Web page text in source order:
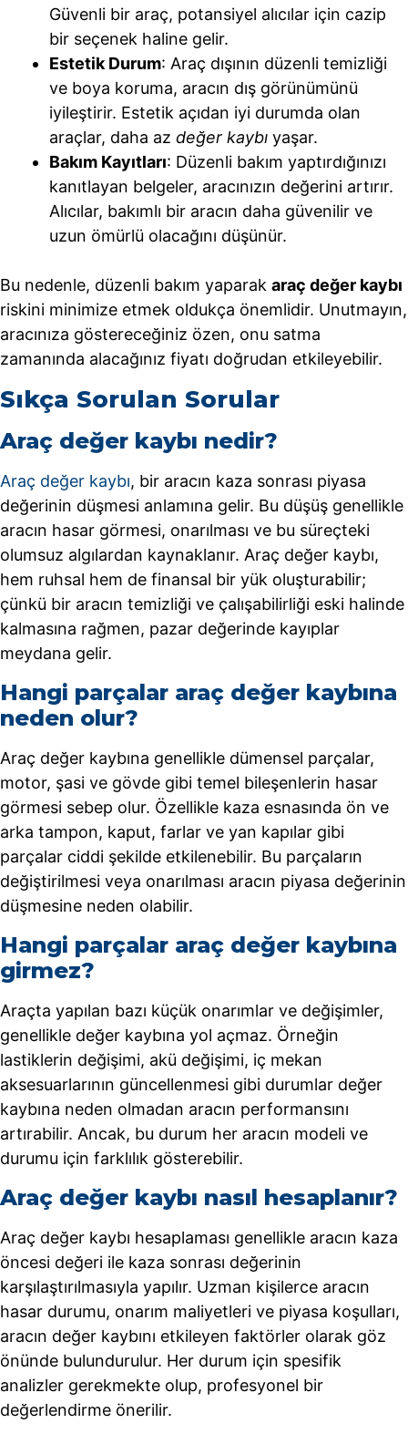
Güvenli bir araç, potansiyel alıcılar için cazip
bir seçenek haline gelir.
Estetik Durum: Araç dışının düzenli temizliği
ve boya koruma, aracın dış görünümünü
iyileştirir. Estetik açıdan iyi durumda olan
araçlar, daha az değer kaybı yaşar.
Bakım Kayıtları: Düzenli bakım yaptırdığınızı
kanıtlayan belgeler, aracınızın değerini artırır.
Alıcılar, bakımlı bir aracın daha güvenilir ve
uzun ömürlü olacağını düşünür.
Bu nedenle, düzenli bakım yaparak araç değer kaybı
riskini minimize etmek oldukça önemlidir. Unutmayın,
aracınıza göstereceğiniz özen, onu satma
zamanında alacağınız fiyatı doğrudan etkileyebilir.
Sıkça Sorulan Sorular
Araç değer kaybı nedir?
Araç değer kaybı, bir aracın kaza sonrası piyasa
değerinin düşmesi anlamına gelir. Bu düşüş genellikle
aracın hasar görmesi, onarılması ve bu süreçteki
olumsuz algılardan kaynaklanır. Araç değer kaybı,
hem ruhsal hem de finansal bir yük oluşturabilir;
çünkü bir aracın temizliği ve çalışabilirliği eski halinde
kalmasına rağmen, pazar değerinde kayıplar
meydana gelir.
Hangi parçalar araç değer kaybına
neden olur?
Araç değer kaybına genellikle dümensel parçalar,
motor, şasi ve gövde gibi temel bileşenlerin hasar
görmesi sebep olur. Özellikle kaza esnasında ön ve
arka tampon, kaput, farlar ve yan kapılar gibi
parçalar ciddi şekilde etkilenebilir. Bu parçaların
değiştirilmesi veya onarılması aracın piyasa değerinin
düşmesine neden olabilir.
Hangi parçalar araç değer kaybına
girmez?
Araçta yapılan bazı küçük onarımlar ve değişimler,
genellikle değer kaybına yol açmaz. Örneğin
lastiklerin değişimi, akü değişimi, iç mekan
aksesuarlarının güncellenmesi gibi durumlar değer
kaybına neden olmadan aracın performansını
artırabilir. Ancak, bu durum her aracın modeli ve
durumu için farklılık gösterebilir.
Araç değer kaybı nasıl hesaplanır?
Araç değer kaybı hesaplaması genellikle aracın kaza
öncesi değeri ile kaza sonrası değerinin
karşılaştırılmasıyla yapılır. Uzman kişilerce aracın
hasar durumu, onarım maliyetleri ve piyasa koşulları,
aracın değer kaybını etkileyen faktörler olarak göz
önünde bulundurulur. Her durum için spesifik
analizler gerekmekte olup, profesyonel bir
değerlendirme önerilir.